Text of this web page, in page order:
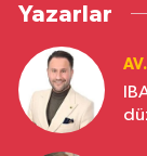
Yazarlar